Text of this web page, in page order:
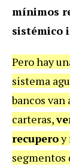
mínimos
sistémico
Pero hay
sistema
bancos van
carteras,
recuperoy
segmentos